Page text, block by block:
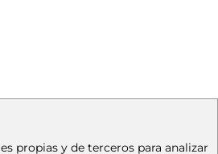
propias y de terceros para analizar